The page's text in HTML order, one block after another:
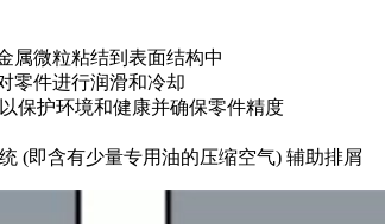
属微粒粘结到表面结构中
零件进行润滑和冷却
保护环境和健康并确保零件精度
(即含有少量专用油的压缩空气) 辅助排屑